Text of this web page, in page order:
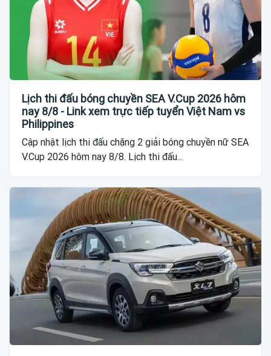
Lịch thi đấu bóng chuyền SEA V.Cup 2026 hôm
nay 8/8 - Link xem trực tiếp tuyển Việt Nam vs
Philippines
Cập nhật lịch thi đấu chặng 2 giải bóng chuyền nữ SEA
V.Cup 2026 hôm nay 8/8. Lịch thi đấu...